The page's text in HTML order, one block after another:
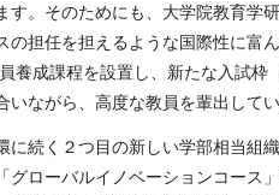
す。そのためにも、大学院教育学
の担任を担えるような国際性に富
養成課程を設置し、新たな入試
ながら、高度な教員を輩出してい
続く２つ目の新しい学部相当組
グローバルイノベーションコース